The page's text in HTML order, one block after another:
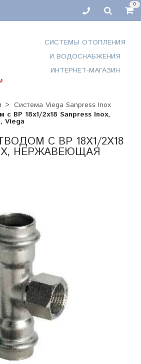
0
СИСТЕМЫ ОТОПЛЕНИЯ
И ВОДОСНАБЖЕНИЯ
ИНТЕРНЕТ-МАГАЗИН
Система Viega Sanpress Inox
с ВР 18х1/2х18 Sanpress Inox,
Viega
С ВР 18Х1/2Х18
НЕРЖАВЕЮЩАЯ